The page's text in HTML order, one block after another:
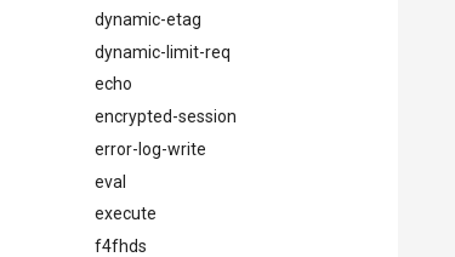
dynamic-etag
dynamic-limit-req
echo
encrypted-session
error-log-write
eval
execute
f4fhds